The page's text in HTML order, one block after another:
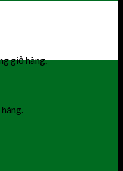
giỏ hàng.